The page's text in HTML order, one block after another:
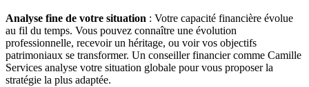
Analyse fine de votre situation : Votre capacité financière évolue
au fil du temps. Vous pouvez connaître une évolution
professionnelle, recevoir un héritage, ou voir vos objectifs
patrimoniaux se transformer. Un conseiller financier comme Camille
Services analyse votre situation globale pour vous proposer la
stratégie la plus adaptée.